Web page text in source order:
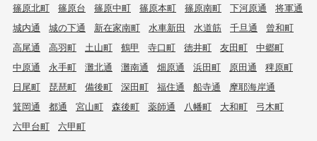
篠原北町
篠原台 篠原中町 篠原本町 篠原南町 下河原通
将軍通
城内通
城の下通 新在家南町 水車新田 水道筋 千旦通
曾和町
高尾通
高羽町 土山町 鶴甲 寺口町 徳井町 友田町
中郷町
中原通
永手町 灘北通 灘南通 畑原通 浜田町 原田通
稗原町
日尾町
琵琶町 備後町 深田町 福住通 船寺通
摩耶海岸通
箕岡通
都通 宮山町 森後町 薬師通 八幡町 大和町
弓木町
六甲台町
六甲町